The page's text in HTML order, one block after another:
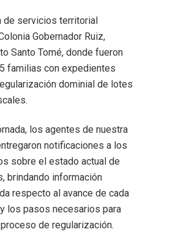
de servicios territorial
Gobernador Ruiz,
Santo Tomé, donde fueron
familias con expedientes
dominial de lotes
los agentes de nuestra
notificaciones a los
sobre el estado actual de
brindando información
respecto al avance de cada
los pasos necesarios para
de regularización.